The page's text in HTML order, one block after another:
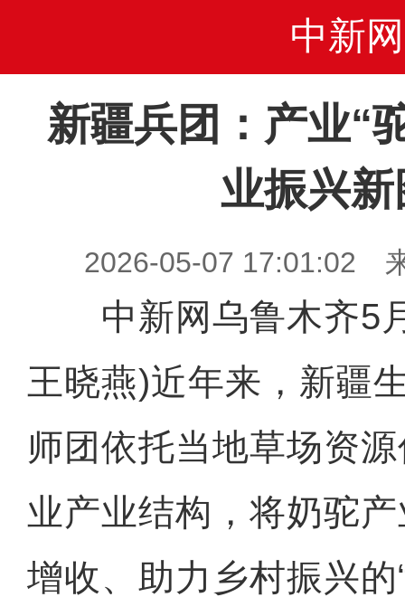
中新网
新疆兵团：产业“
业振兴新
2026-05-07 17:01:02
中新网乌鲁木齐5
王晓燕)近年来，新疆
师团依托当地草场资
业产业结构，将奶驼
增收、助力乡村振兴的